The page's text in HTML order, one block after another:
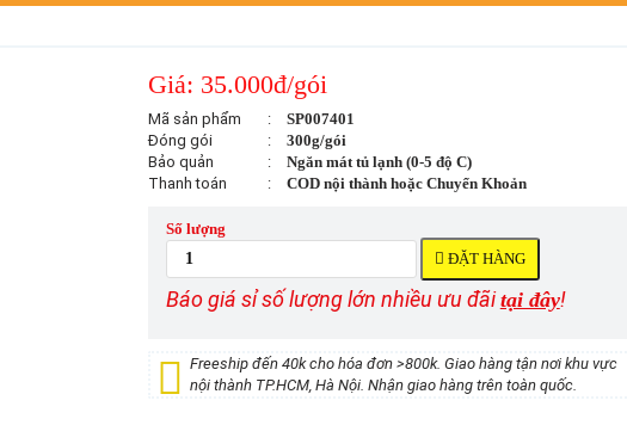
Giá: 35.000đ/gói
Mã sản phẩm :
SP007401
Đóng gói
:
300g/gói
Bảo quản
:
Ngăn mát tủ lạnh (0-5 độ C)
Thanh toán
: COD nội thành hoặc Chuyển Khoản
Số lượng
ĐẶT HÀNG
Báo giá sỉ số lượng lớn nhiều ưu đãitại đây!
Freeship đến 40k cho hóa đơn >800k. Giao hàng tận nơi khu vực
nội thành TP.HCM, Hà Nội. Nhận giao hàng trên toàn quốc.